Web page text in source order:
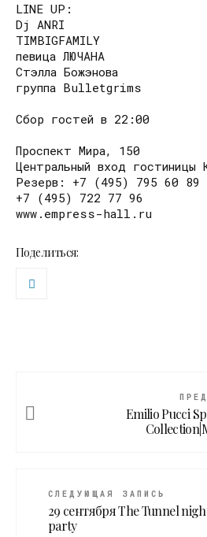
LINE UP:
Dj ANRI
TIMBIGFAMILY
певица ЛЮЧАНА
Стэлла Божэнова
группа Bulletgrims
Сбор гостей в 22:00
Проспект Мира, 150
Центральный вход гостиницы
Резерв: +7 (495) 795 60 89
+7 (495) 722 77 96
www.empress-hall.ru
Поделиться:
Emilio Pucci
СЛЕДУЮЩАЯ ЗАПИСЬ
29 сентября The Tunnel
party